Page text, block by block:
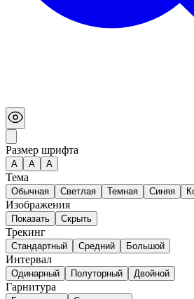
Размер шрифта
А A A
Тема
Обычная Светлая Темная Синяя
Изображения
Показать Скрыть
Трекинг
Стандартный Средний Большой
Интервал
Одинарный Полуторный Двойной
Гарнитура